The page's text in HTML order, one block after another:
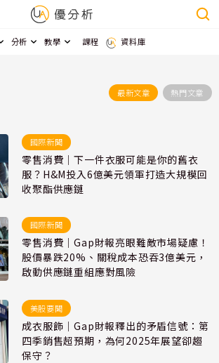
分析 教學 課程 資料庫
最新文章 熱門文章
國際新聞
零售消費｜下一件衣服可能是你的舊衣
服？H&M投入6億美元領軍打造大規模回
收聚酯供應鏈
國際新聞
零售消費｜Gap財報亮眼難敵市場疑慮！
股價暴跌20%、關稅成本恐吞3億美元，
啟動供應鏈重組應對風險
美股要聞
成衣服飾｜Gap財報釋出的矛盾信號：第
四季銷售超預期，為何2025年展望卻趨
保守？